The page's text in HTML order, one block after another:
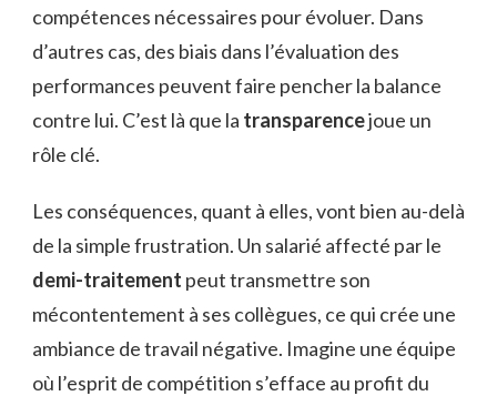
compétences nécessaires pour évoluer. Dans
d’autres cas, des biais dans l’évaluation des
performances peuvent faire pencher la balance
contre lui. C’est là que la transparencejoue un
rôle clé.
Les conséquences, quant à elles, vont bien au-delà
de la simple frustration. Un salarié affecté par le
demi-traitement peut transmettre son
mécontentement à ses collègues, ce qui crée une
ambiance de travail négative. Imagine une équipe
où l’esprit de compétition s’efface au profit du